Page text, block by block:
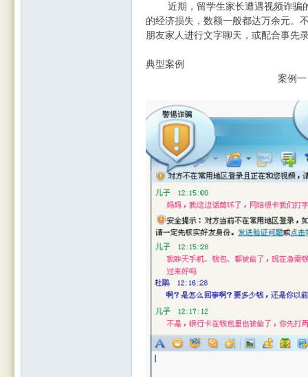
近期，留学生家长遭遇视频诈骗的
的经济损失，数额一般都达万余元。
朋友家人进行文字聊天，或配合事先
典型案例
案例一 聊天